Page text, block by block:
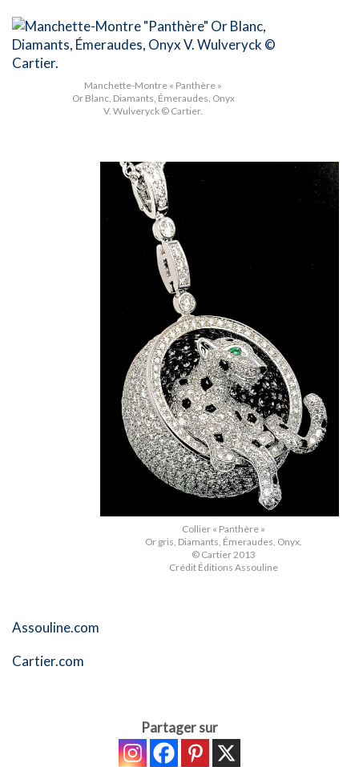
Manchette-Montre « Panthère »
Or Blanc, Diamants, Émeraudes, Onyx
V. Wulveryck © Cartier.
Collier « Panthère »
Or gris, Diamants, Émeraudes, Onyx.
© Cartier 2013
Crédit Éditions Assouline
Assouline.com
Cartier.com
Partager sur